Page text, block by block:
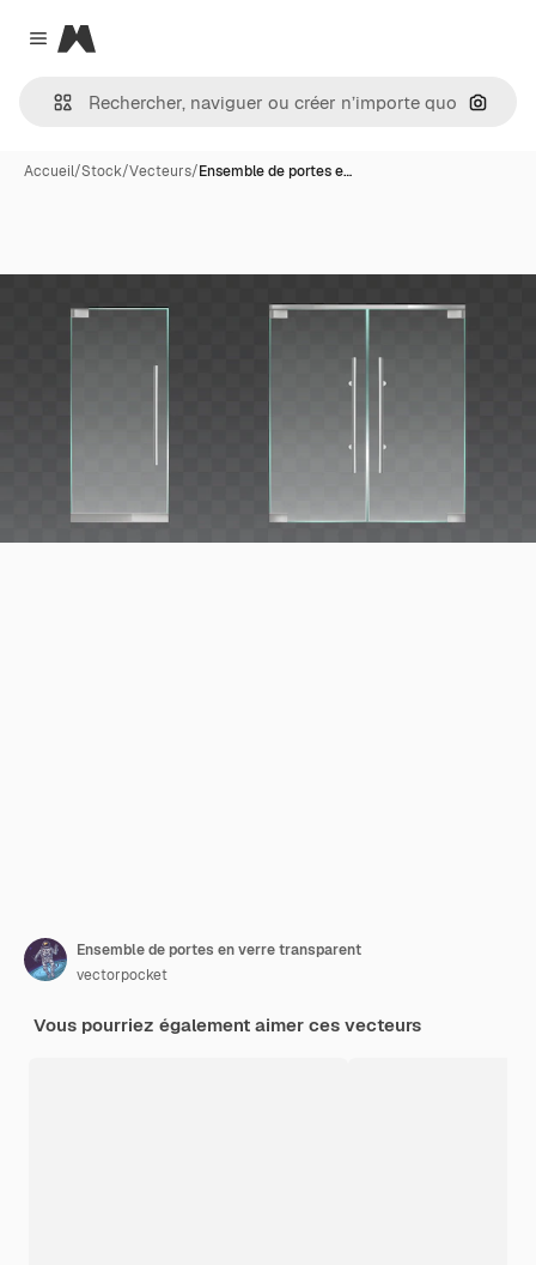
Close menu
Magnific
Accueil/Stock/Vecteurs/Ensemble de portes e…
Ensemble de portes en verre transparent
vectorpocket
Vous pourriez également aimer ces vecteurs